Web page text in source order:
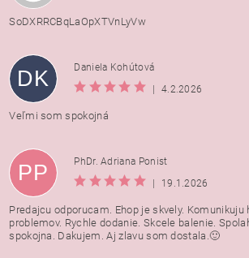
SoDXRRCBqLaOpXTVnLyVw
DK
Daniela Kohútová
|
4.2.2026
Veľmi som spokojná
PP
PhDr. Adriana Ponist
|
19.1.2026
Predajcu odporucam. Ehop je skvely. Komunikuju
problemov. Rychle dodanie. Skcele balenie.
spokojna. Dakujem. Aj zlavu som dostala.🙂